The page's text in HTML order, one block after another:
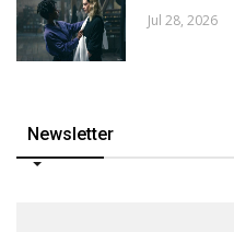
Jul 28, 2026
Newsletter